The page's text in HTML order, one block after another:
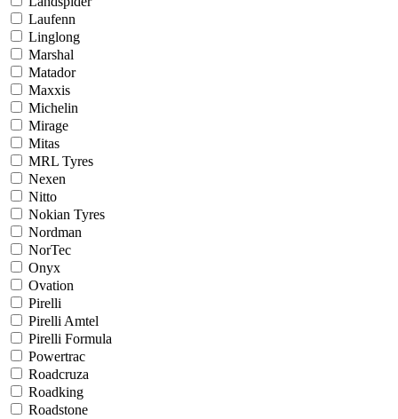
Laufenn
Linglong
Marshal
Matador
Maxxis
Michelin
Mirage
Mitas
MRL Tyres
Nexen
Nitto
Nokian Tyres
Nordman
NorTec
Onyx
Ovation
Pirelli
Pirelli Amtel
Pirelli Formula
Powertrac
Roadcruza
Roadking
Roadstone